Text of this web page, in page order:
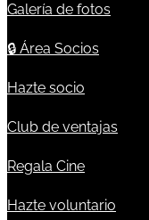
Galería de fotos
🔒 Área Socios
Hazte socio
Club de ventajas
Regala Cine
Hazte voluntario